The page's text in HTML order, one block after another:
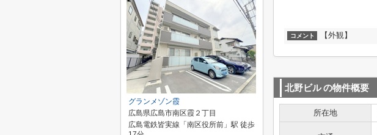
コメント 【外観】
北野ビルの物件概要
所在地
グランメゾン霞
広島県広島市南区霞２丁目
広島電鉄皆実線「南区役所前」駅 徒歩